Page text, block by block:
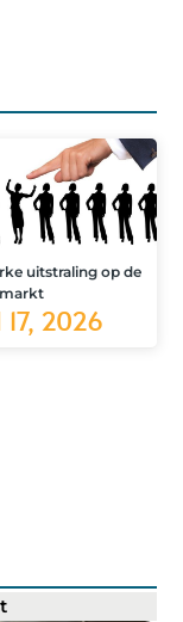
uitstraling op de
2026